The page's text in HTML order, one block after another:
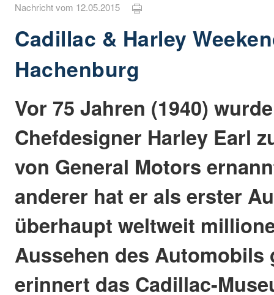
Nachricht vom 12.05.2015
Cadillac & Harley
Hachenburg
Vor 75 Jahren (1940)
Chefdesigner Harley Earl
von General Motors
anderer hat er als erster
überhaupt weltweit
Aussehen des Automobils
erinnert das Cadillac-